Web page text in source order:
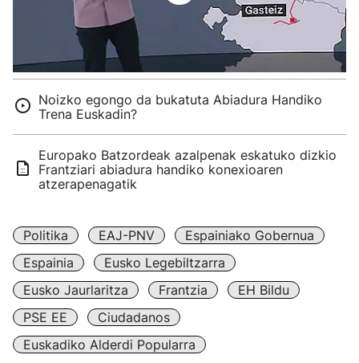
Noizko egongo da bukatuta Abiadura Handiko
Trena Euskadin?
Europako Batzordeak azalpenak eskatuko dizkio
Frantziari abiadura handiko konexioaren
atzerapenagatik
Politika EAJ-PNV
Espainiako Gobernua
Espainia
Eusko Legebiltzarra
Eusko Jaurlaritza
Frantzia
EH Bildu
PSE EE
Ciudadanos
Euskadiko Alderdi Popularra